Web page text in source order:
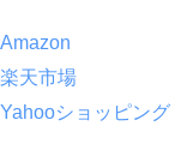
Amazon
楽天市場
Yahooショッピング